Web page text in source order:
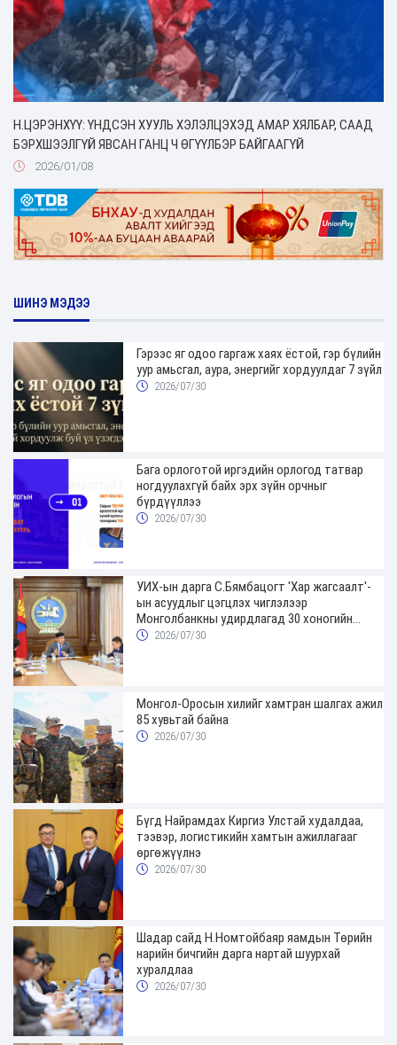
Н.ЦЭРЭНХҮҮ: ҮНДСЭН ХУУЛЬ ХЭЛЭЛЦЭХЭД АМАР ХЯЛБАР, СААД
БЭРХШЭЭЛГҮЙ ЯВСАН ГАНЦ Ч ӨГҮҮЛБЭР БАЙГААГҮЙ
2026/01/08
ШИНЭ МЭДЭЭ
Гэрээс яг одоо гаргаж хаях ёстой, гэр бүлийн
уур амьсгал, аура, энергийг хордуулдаг 7 зүйл
2026/07/30
Бага орлоготой иргэдийн орлогод татвар
ногдуулахгүй байх эрх зүйн орчныг
бүрдүүллээ
2026/07/30
УИХ-ын дарга С.Бямбацогт 'Хар жагсаалт'-
ын асуудлыг цэгцлэх чиглэлээр
Монголбанкны удирдлагад 30 хоногийн
хугацаатай үүрэг өглөө
2026/07/30
Монгол-Оросын хилийг хамтран шалгах ажил
85 хувьтай байна
2026/07/30
Бүгд Найрамдах Киргиз Улстай худалдаа,
тээвэр, логистикийн хамтын ажиллагааг
өргөжүүлнэ
2026/07/30
Шадар сайд Н.Номтойбаяр яамдын Төрийн
нарийн бичгийн дарга нартай шуурхай
хуралдлаа
2026/07/30